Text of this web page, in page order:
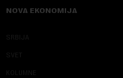
NOVA EKONOMIJA
SRBIJA
SVET
KOLUMNE